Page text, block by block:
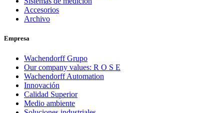
Accesorios
Archivo
Empresa
Wachendorff Grupo
Our company values: R O S E
Wachendorff Automation
Innovación
Calidad Superior
Medio ambiente